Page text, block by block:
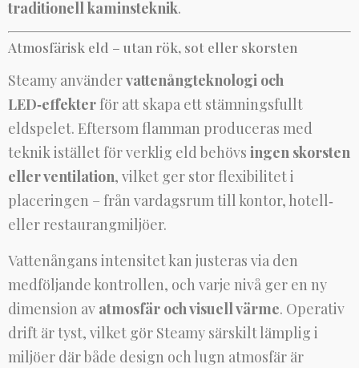
traditionell kaminsteknik.
Atmosfärisk eld – utan rök, sot eller skorsten
Steamy användervattenångteknologi och
LED‑effekter för att skapa ett stämningsfullt
eldspelet. Eftersom flamman produceras med
teknik istället för verklig eld behövs ingen skorsten
eller ventilation, vilket ger stor flexibilitet i
placeringen – från vardagsrum till kontor, hotell‑
eller restaurangmiljöer.
Vattenångans intensitet kan justeras via den
medföljande kontrollen, och varje nivå ger en ny
dimension av atmosfär och visuell värme. Operativ
drift är tyst, vilket gör Steamy särskilt lämplig i
miljöer där både design och lugn atmosfär är